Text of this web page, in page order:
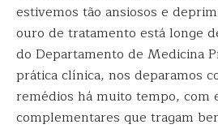
estivemos tão ansiosos e
ouro de tratamento está longe
do Departamento de Medicina
prática clínica, nos deparamos
remédios há muito tempo, com
complementares que tragam